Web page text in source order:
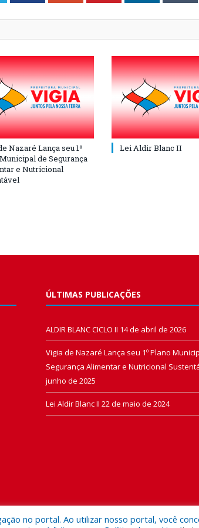
Nazaré Lança seu 1º
de Segurança
e Nutricional
Lei Aldir Blanc II
ÚLTIMAS PUBLICAÇÕES
ALDIR BLANC CICLO II 14 de abril de 2026
Vigia de Nazaré Lança seu 1º Plano
Segurança Alimentar e Nutricional
junho de 2025
Lei Aldir Blanc II 22 de maio de 2024
no portal. Ao utilizar nosso portal, você